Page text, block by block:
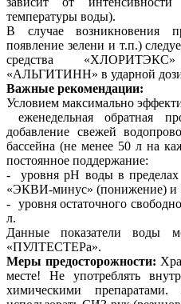
температуры воды).
В случае возникновения
появление зелени и т.п.)
средства
«АЛЬГИТИНН» в ударной
Важные рекомендации:
Условием максимально
еженедельная обратная
добавление свежей
бассейна (не менее 50 л на
постоянное поддержание:
- уровня рН воды в
«ЭКВИ-минус» (понижение)
- уровня остаточного
л.
Данные показатели воды
«ПУЛТЕСТЕРа».
Меры предосторожности:
месте! Не употреблять
химическими